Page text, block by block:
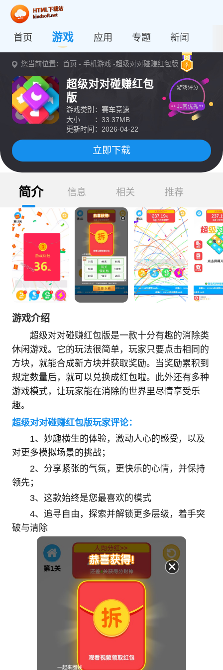
首页 游戏 应用 专题 新闻
您当前位置：首页 -手机游戏 -超级对对碰赚红包版
超级对对碰赚红包
版
游戏类别 ：赛车竞速
大小
：33.37MB
更新时间 ：2026-04-22
游戏评分
非常优秀
立即下载
简介 信息 相关 推荐
游戏介绍
超级对对碰赚红包版是一款十分有趣的消除类
休闲游戏。它的玩法很简单，玩家只要点击相同的
方块，就能合成新方块并获取奖励。当奖励累积到
规定数量后，就可以兑换成红包啦。此外还有多种
游戏模式，让玩家能在消除的世界里尽情享受乐
趣。
超级对对碰赚红包版玩家评论：
1、妙趣横生的体验，激动人心的感受，以及
对更多模拟场景的挑战；
2、分享紧张的气氛，更快乐的心情，并保持
领先；
3、这款始终是您最喜欢的模式
4、追寻自由，探索并解锁更多层级，着手突
破与清除